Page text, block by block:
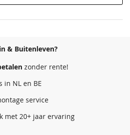
& Buitenleven?
zonder rente!
in NL en BE
service
met 20+ jaar ervaring